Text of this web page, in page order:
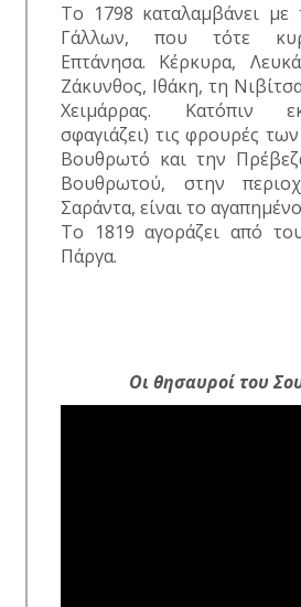
Το 1798 καταλαμβάνει
Γάλλων, που τότε
Επτάνησα. Κέρκυρα,
Ζάκυνθος, Ιθάκη, τη
Χειμάρρας. Κατόπιν
σφαγιάζει) τις φρουρές
Βουθρωτό και την
Βουθρωτού, στην
Σαράντα, είναι το
Το 1819 αγοράζει από
Πάργα.
Οι θησαυροί του